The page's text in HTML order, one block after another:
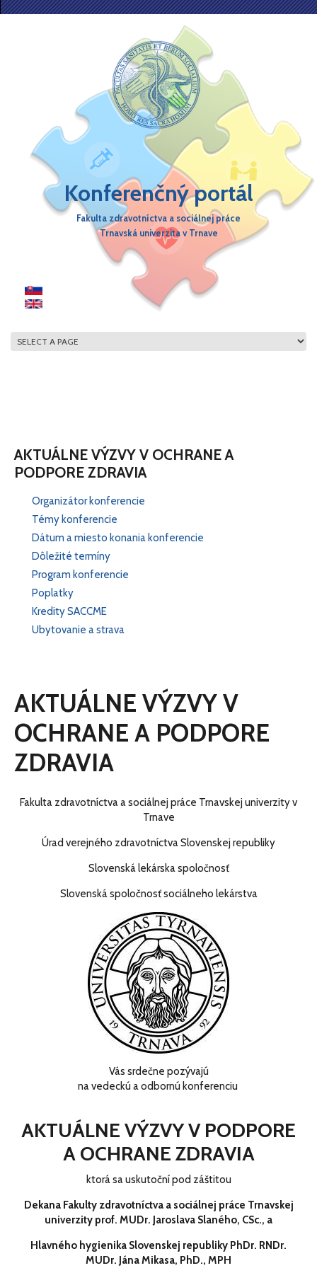
Skočiť na hlavný obsah
Konferenčný portál
Fakulta zdravotníctva a sociálnej práce
Trnavská univerzita v Trnave
AKTUÁLNE VÝZVY V OCHRANE A
PODPORE ZDRAVIA
Organizátor konferencie
Témy konferencie
Dátum a miesto konania konferencie
Dôležité termíny
Program konferencie
Poplatky
Kredity SACCME
Ubytovanie a strava
AKTUÁLNE VÝZVY V
OCHRANE A PODPORE
ZDRAVIA
Fakulta zdravotníctva a sociálnej práce Trnavskej univerzity v
Trnave
Úrad verejného zdravotníctva Slovenskej republiky
Slovenská lekárska spoločnosť
Slovenská spoločnosť sociálneho lekárstva
Vás srdečne pozývajú
na vedeckú a odbornú konferenciu
AKTUÁLNE VÝZVY V PODPORE
A OCHRANE ZDRAVIA
ktorá sa uskutočnípod záštitou
Dekana Fakulty zdravotníctva a sociálnej práce Trnavskej
univerzity prof. MUDr. Jaroslava Slaného, CSc., a
Hlavného hygienika Slovenskej republiky PhDr. RNDr.
MUDr. Jána Mikasa, PhD., MPH